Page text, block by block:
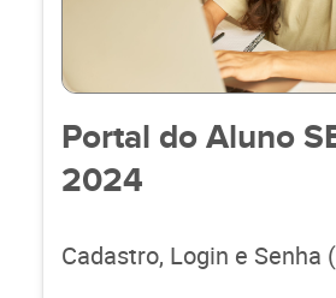
Portal do Aluno
2024
Cadastro, Login e Senha